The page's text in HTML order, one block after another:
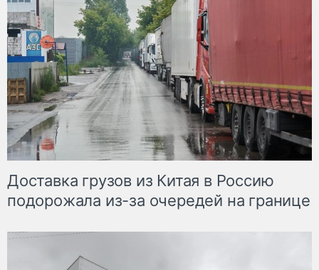
Доставка грузов из Китая в Россию
подорожала из-за очередей на границе